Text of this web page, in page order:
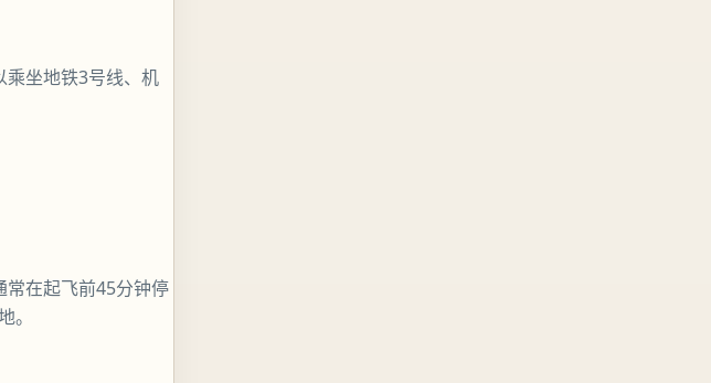
乘坐地铁3号线、机
常在起飞前45分钟停
。